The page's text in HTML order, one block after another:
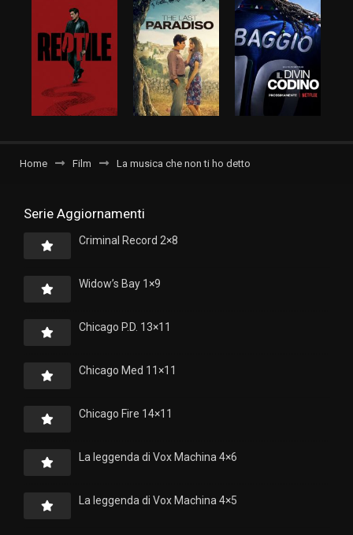
Home Film La musica che non ti ho detto
Serie Aggiornamenti
Criminal Record 2×8
Widow’s Bay 1×9
Chicago P.D. 13×11
Chicago Med 11×11
Chicago Fire 14×11
La leggenda di Vox Machina 4×6
La leggenda di Vox Machina 4×5